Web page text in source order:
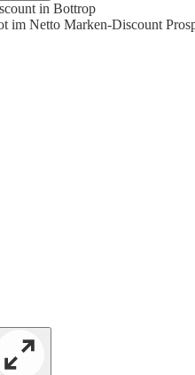
in Bottrop
im Netto Marken-Discount